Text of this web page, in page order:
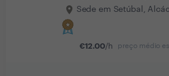
Sede em Setúbal,
€12.00/h preço médio